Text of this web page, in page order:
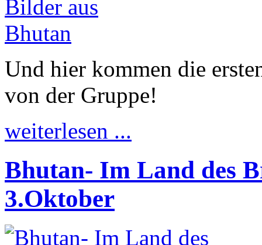
Und hier kommen die
von der Gruppe!
weiterlesen ...
Bhutan- Im Land des
3.Oktober